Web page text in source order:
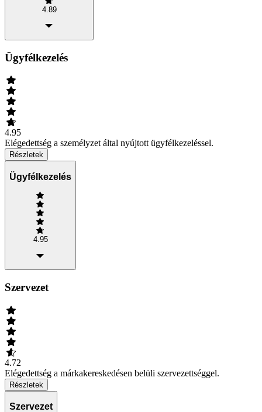
4.89
Ügyfélkezelés
4.95
Elégedettség a személyzet által nyújtott ügyfélkezeléssel.
Részletek
Ügyfélkezelés
4.95
Szervezet
4.72
Elégedettség a márkakereskedésen belüli szervezettséggel.
Részletek
Szervezet